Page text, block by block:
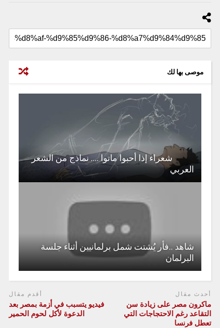
موصى بها لك
شعراء إذا أحبوا ماتوا …. نماذج من الشعر
العربي
شاهد ..فأر يُشتت شمل برلمانيين أثناء جلسة
البرلمان
أحدث مقال
ماكرون مصر على زيادة سن
التقاعد رغم الاحتجاجات التي
تعطل فرنسا
أقدم مقال
فيديو يتسبب في أزمة بمصر بعد
الدعوة لأكل لحوم الحمير